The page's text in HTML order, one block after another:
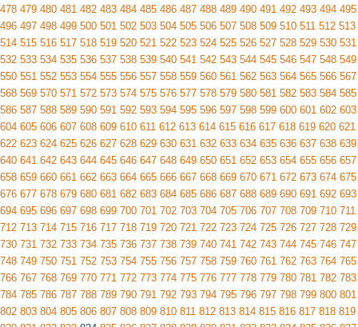
478 479 480 481 482 483 484 485 486 487 488 489 490 491 492 493 494 495
496 497 498 499 500 501 502 503 504 505 506 507 508 509 510 511 512 513
514 515 516 517 518 519 520 521 522 523 524 525 526 527 528 529 530 531
532 533 534 535 536 537 538 539 540 541 542 543 544 545 546 547 548 549
550 551 552 553 554 555 556 557 558 559 560 561 562 563 564 565 566 567
568 569 570 571 572 573 574 575 576 577 578 579 580 581 582 583 584 585
586 587 588 589 590 591 592 593 594 595 596 597 598 599 600 601 602 603
604 605 606 607 608 609 610 611 612 613 614 615 616 617 618 619 620 621
622 623 624 625 626 627 628 629 630 631 632 633 634 635 636 637 638 639
640 641 642 643 644 645 646 647 648 649 650 651 652 653 654 655 656 657
658 659 660 661 662 663 664 665 666 667 668 669 670 671 672 673 674 675
676 677 678 679 680 681 682 683 684 685 686 687 688 689 690 691 692 693
694 695 696 697 698 699 700 701 702 703 704 705 706 707 708 709 710 711
712 713 714 715 716 717 718 719 720 721 722 723 724 725 726 727 728 729
730 731 732 733 734 735 736 737 738 739 740 741 742 743 744 745 746 747
748 749 750 751 752 753 754 755 756 757 758 759 760 761 762 763 764 765
766 767 768 769 770 771 772 773 774 775 776 777 778 779 780 781 782 783
784 785 786 787 788 789 790 791 792 793 794 795 796 797 798 799 800 801
802 803 804 805 806 807 808 809 810 811 812 813 814 815 816 817 818 819